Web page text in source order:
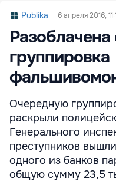
Publika 6 апреля 2016,
группировка
Очередную
раскрыли
Генерального
преступников
одного из банков
общую сумму 23,5